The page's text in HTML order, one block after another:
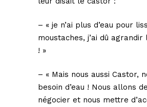
– « je n’ai plus d’eau pour
moustaches, j’ai dû
! »
– « Mais nous aussi Castor,
besoin d’eau ! Nous allons
négocier et nous mettre